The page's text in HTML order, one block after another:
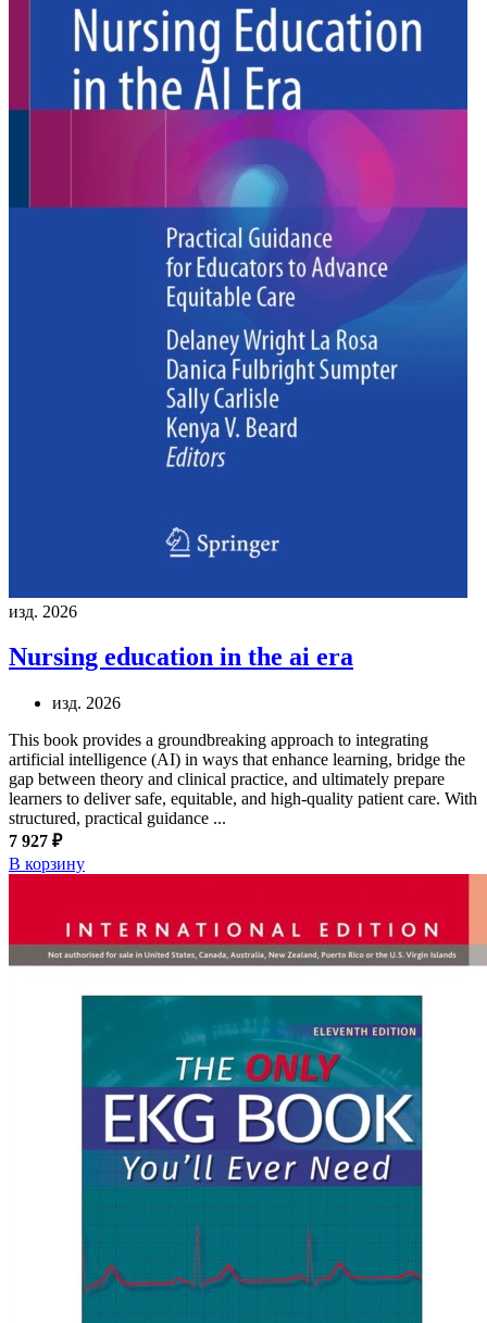
изд. 2026
Nursing education in the ai era
изд. 2026
This book provides a groundbreaking approach to integrating
artificial intelligence (AI) in ways that enhance learning, bridge the
gap between theory and clinical practice, and ultimately prepare
learners to deliver safe, equitable, and high-quality patient care. With
structured, practical guidance ...
7 927 ₽
В корзину